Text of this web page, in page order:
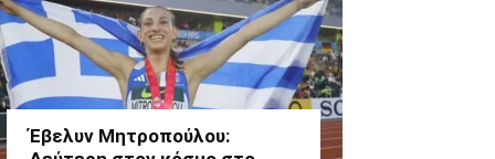
Έβελυν Μητροπούλου: